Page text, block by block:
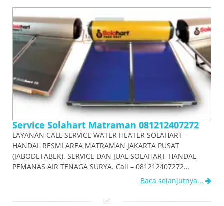
Service Solahart Matraman 081212407272
LAYANAN CALL SERVICE WATER HEATER SOLAHART –
HANDAL RESMI AREA MATRAMAN JAKARTA PUSAT
(JABODETABEK). SERVICE DAN JUAL SOLAHART-HANDAL
PEMANAS AIR TENAGA SURYA. Call – 081212407272…
Baca selanjutnya...